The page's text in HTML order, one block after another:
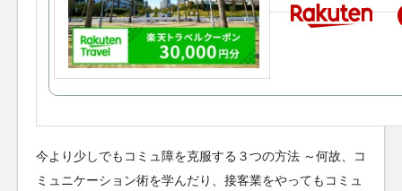
今より少しでもコミュ障を克服する３つの方法 ～何故、コ
ミュニケーション術を学んだり、接客業をやってもコミュ